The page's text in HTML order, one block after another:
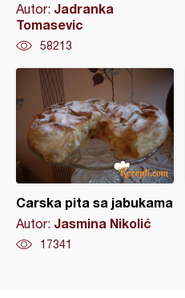
Autor: Jadranka
Tomasevic
58213
Carska pita sa jabukama
Autor: Jasmina Nikolić
17341